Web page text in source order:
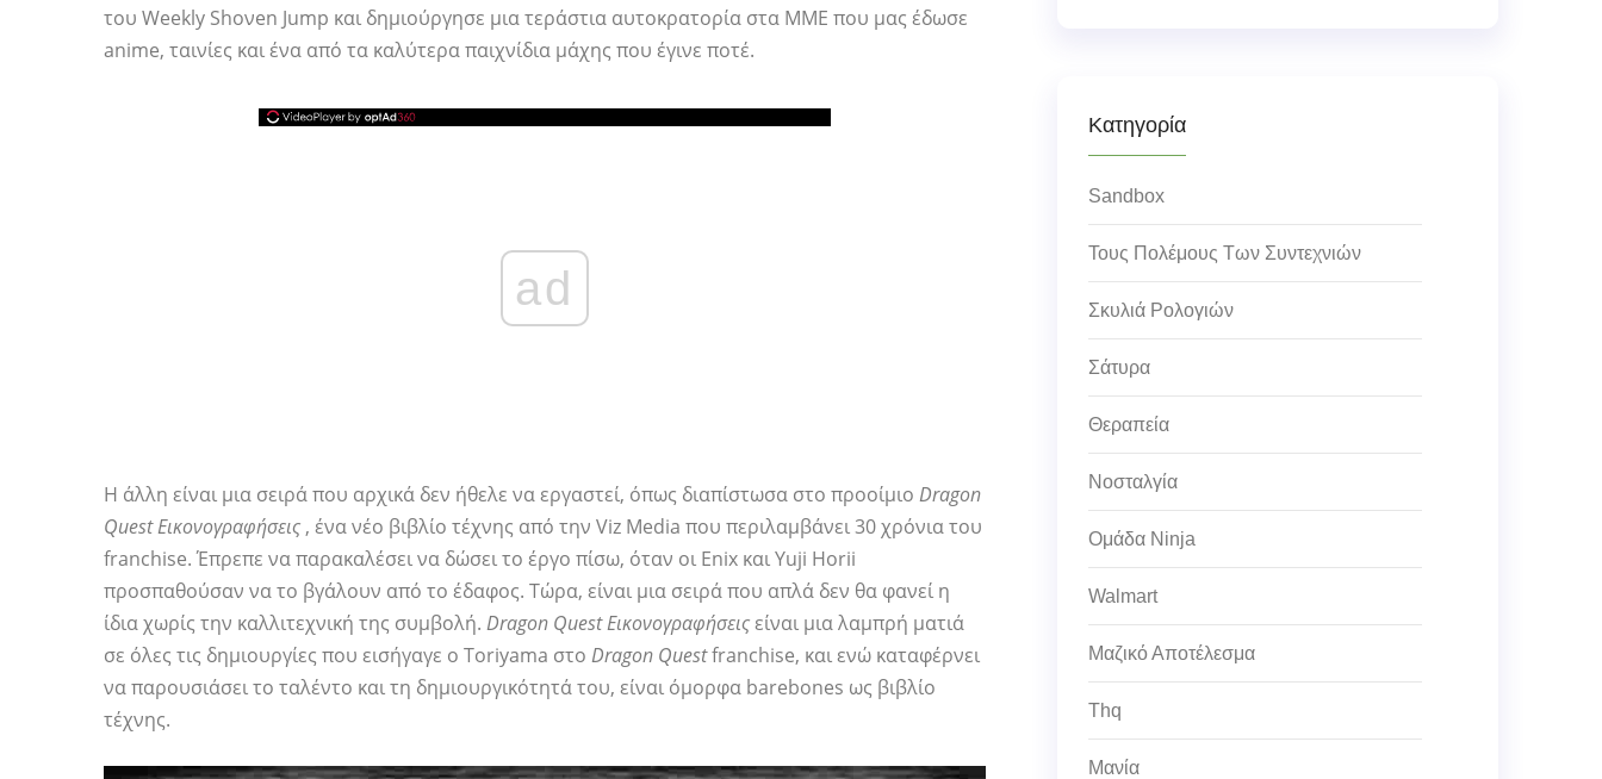
του Weekly Shoνen Jump και δημιούργησε μια τεράστια αυτοκρατορία στα ΜΜΕ που μας έδωσε
anime, ταινίες και ένα από τα καλύτερα παιχνίδια μάχης που έγινε ποτέ.
ad
Η άλλη είναι μια σειρά που αρχικά δεν ήθελε να εργαστεί, όπως διαπίστωσα στο προοίμιο Dragon
Quest Εικονογραφήσεις , ένα νέο βιβλίο τέχνης από την Viz Media που περιλαμβάνει 30 χρόνια του
franchise. Έπρεπε να παρακαλέσει να δώσει το έργο πίσω, όταν οι Enix και Yuji Horii
προσπαθούσαν να το βγάλουν από το έδαφος. Τώρα, είναι μια σειρά που απλά δεν θα φανεί η
ίδια χωρίς την καλλιτεχνική της συμβολή. Dragon Quest Εικονογραφήσειςείναι μια λαμπρή ματιά
σε όλες τις δημιουργίες που εισήγαγε ο Toriyama στο Dragon Questfranchise, και ενώ καταφέρνει
να παρουσιάσει το ταλέντο και τη δημιουργικότητά του, είναι όμορφα barebones ως βιβλίο
τέχνης.
Κατηγορία
Sandbox
Τους Πολέμους Των Συντεχνιών
Σκυλιά Ρολογιών
Σάτυρα
Θεραπεία
Νοσταλγία
Ομάδα Ninja
Walmart
Μαζικό Αποτέλεσμα
Thq
Μανία